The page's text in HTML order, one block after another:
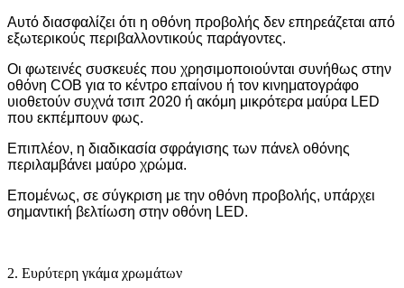
Αυτό διασφαλίζει ότι η οθόνη προβολής δεν επηρεάζεται από
εξωτερικούς περιβαλλοντικούς παράγοντες.
Οι φωτεινές συσκευές που χρησιμοποιούνται συνήθως στην
οθόνη COB για το κέντρο επαίνου ή τον κινηματογράφο
υιοθετούν συχνά τσιπ 2020 ή ακόμη μικρότερα μαύρα LED
που εκπέμπουν φως.
Επιπλέον, η διαδικασία σφράγισης των πάνελ οθόνης
περιλαμβάνει μαύρο χρώμα.
Επομένως, σε σύγκριση με την οθόνη προβολής, υπάρχει
σημαντική βελτίωση στην οθόνη LED.
2. Ευρύτερη γκάμα χρωμάτων